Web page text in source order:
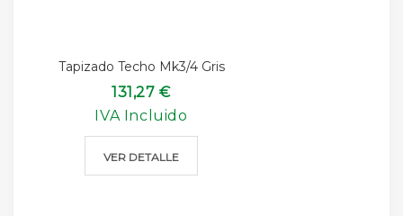
Tapizado Techo Mk3/4 Gris
131,27 €
IVA Incluido
VER DETALLE